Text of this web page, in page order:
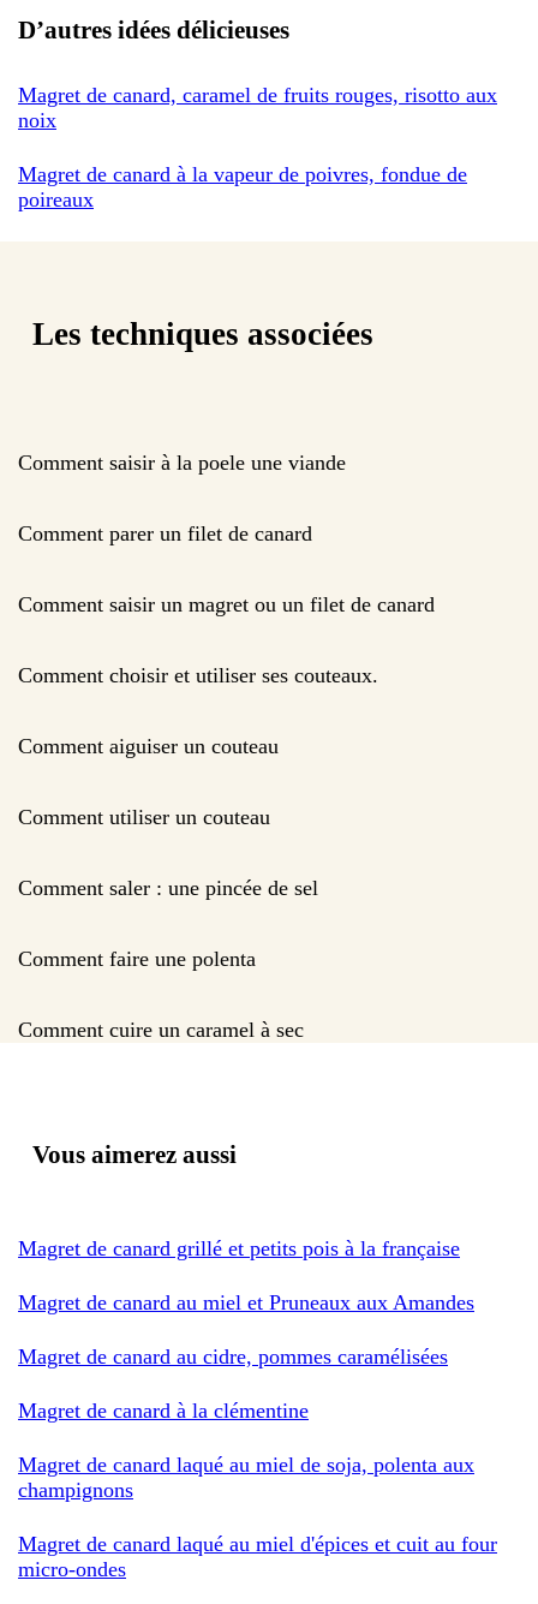
D’autres idées délicieuses
Magret de canard, caramel de fruits rouges, risotto aux
noix
Magret de canard à la vapeur de poivres, fondue de
poireaux
Les techniques associées
Comment saisir à la poele une viande
Comment parer un filet de canard
Comment saisir un magret ou un filet de canard
Comment choisir et utiliser ses couteaux.
Comment aiguiser un couteau
Comment utiliser un couteau
Comment saler : une pincée de sel
Comment faire une polenta
Comment cuire un caramel à sec
Vous aimerez aussi
Magret de canard grillé et petits pois à la française
Magret de canard au miel et Pruneaux aux Amandes
Magret de canard au cidre, pommes caramélisées
Magret de canard à la clémentine
Magret de canard laqué au miel de soja, polenta aux
champignons
Magret de canard laqué au miel d'épices et cuit au four
micro-ondes